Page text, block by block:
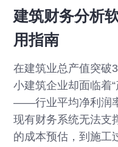
建筑财务分析
用指南
在建筑业总产值突破
小建筑企业却面临着
——行业平均净利润
现有财务系统无法支
的成本预估，到施工